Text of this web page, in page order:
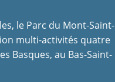
le Parc du Mont-Saint-
multi-activités quatre
Basques, au Bas-Saint-